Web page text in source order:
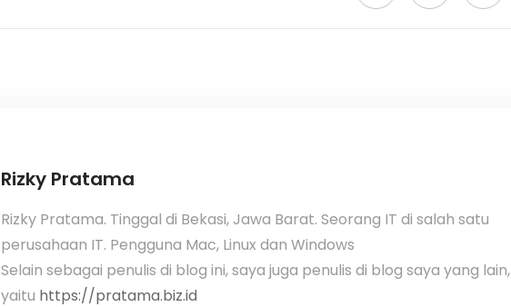
Rizky Pratama
Rizky Pratama. Tinggal di Bekasi, Jawa Barat. Seorang IT di salah satu
perusahaan IT. Pengguna Mac, Linux dan Windows
Selain sebagai penulis di blog ini, saya juga penulis di blog saya yang lain,
yaitu https://pratama.biz.id